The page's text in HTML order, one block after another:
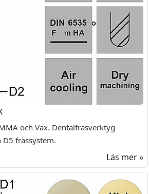
och Vax. Dentalfräsverktyg
frässystem.
Läs mer »